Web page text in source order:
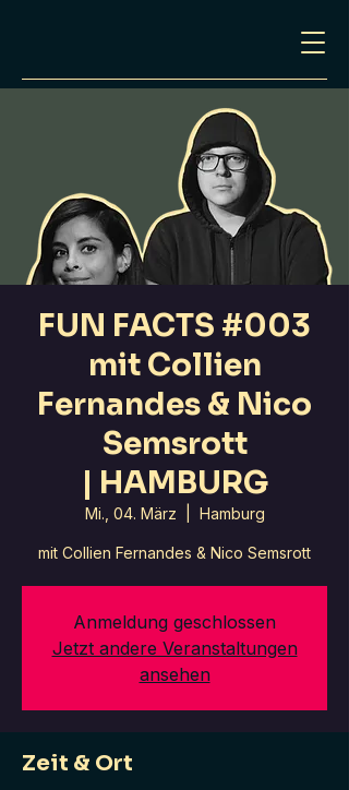
FUN FACTS #003
mit Collien
Fernandes & Nico
Semsrott
| HAMBURG
Mi., 04. März Hamburg
mit Collien Fernandes & Nico Semsrott
Anmeldung geschlossen
Jetzt andere Veranstaltungen
ansehen
Zeit & Ort